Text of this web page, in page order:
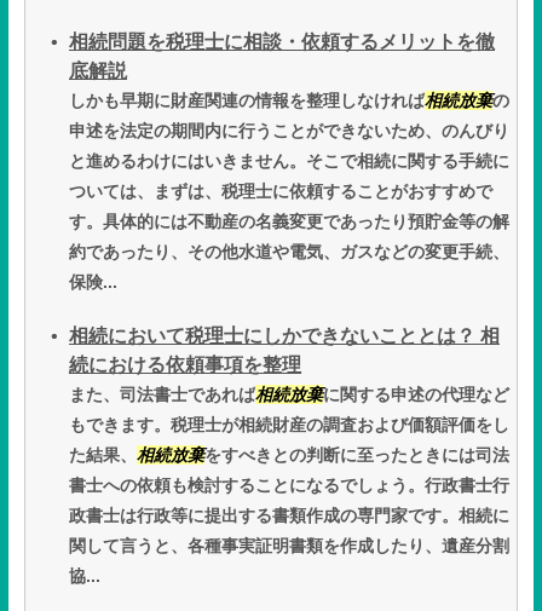
相続問題を税理士に相談・依頼するメリットを徹
底解説
しかも早期に財産関連の情報を整理しなければ相続放棄の
申述を法定の期間内に行うことができないため、のんびり
と進めるわけにはいきません。そこで相続に関する手続に
ついては、まずは、税理士に依頼することがおすすめで
す。具体的には不動産の名義変更であったり預貯金等の解
約であったり、その他水道や電気、ガスなどの変更手続、
保険...
相続において税理士にしかできないこととは？ 相
続における依頼事項を整理
また、司法書士であれば相続放棄に関する申述の代理など
もできます。税理士が相続財産の調査および価額評価をし
た結果、 相続放棄をすべきとの判断に至ったときには司法
書士への依頼も検討することになるでしょう。行政書士行
政書士は行政等に提出する書類作成の専門家です。相続に
関して言うと、各種事実証明書類を作成したり、遺産分割
協...